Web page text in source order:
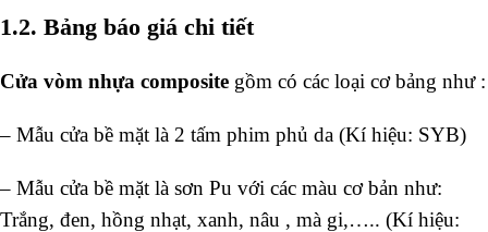
1.2. Bảng báo giá chi tiết
Cửa vòm nhựa composite gồm có các loại cơ bảng như :
– Mẫu cửa bề mặt là 2 tấm phim phủ da (Kí hiệu: SYB)
– Mẫu cửa bề mặt là sơn Pu với các màu cơ bản như:
Trắng, đen, hồng nhạt, xanh, nâu , mà gi,….. (Kí hiệu: